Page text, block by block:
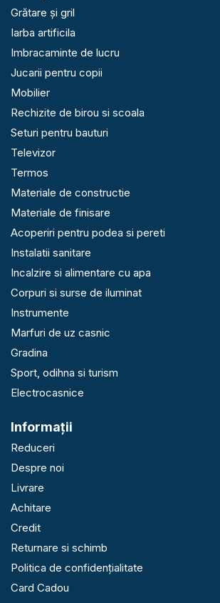
Grătare și gril
Iarba artificila
Imbracaminte de lucru
Jucarii pentru copii
Mobilier
Rechizite de birou si scoala
Seturi pentru bauturi
Televizor
Termos
Materiale de constructie
Materiale de finisare
Acoperiri pentru podea si pereti
Instalatii sanitare
Incalzire si alimentare cu apa
Corpuri si surse de iluminat
Instrumente
Marfuri de uz casnic
Gradina
Sport, odihna si turism
Electrocasnice
Informaţii
Reduceri
Despre noi
Livrare
Achitare
Credit
Returnare si schimb
Politica de confidențialitate
Card Cadou